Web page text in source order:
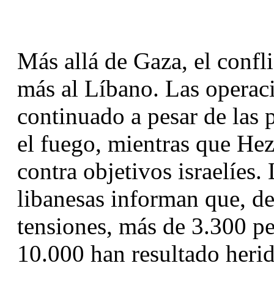
Más allá de Gaza, el
más al Líbano. Las
continuado a pesar de las
el fuego, mientras que
contra objetivos israelíes.
libanesas informan que,
tensiones, más de 3.300
10.000 han resultado